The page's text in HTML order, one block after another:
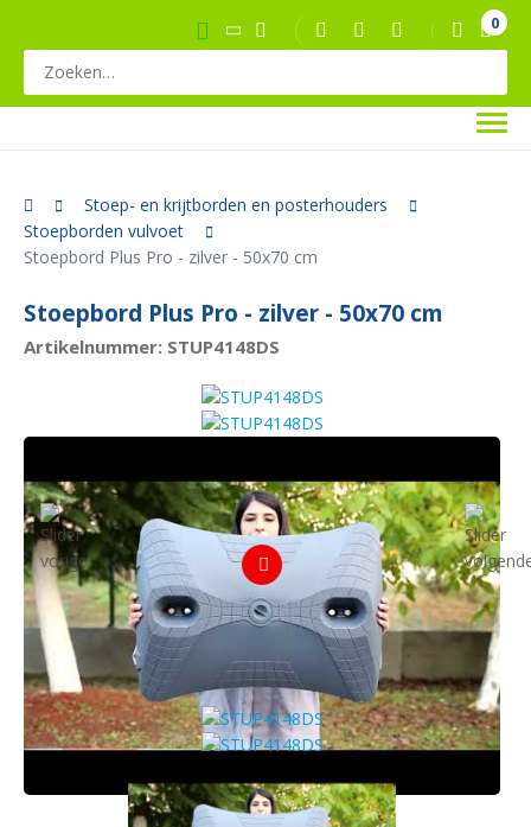
0
Stoep- en krijtborden en posterhouders
Stoepborden vulvoet
Stoepbord Plus Pro - zilver - 50x70 cm
Stoepbord Plus Pro - zilver - 50x70 cm
Artikelnummer: STUP4148DS